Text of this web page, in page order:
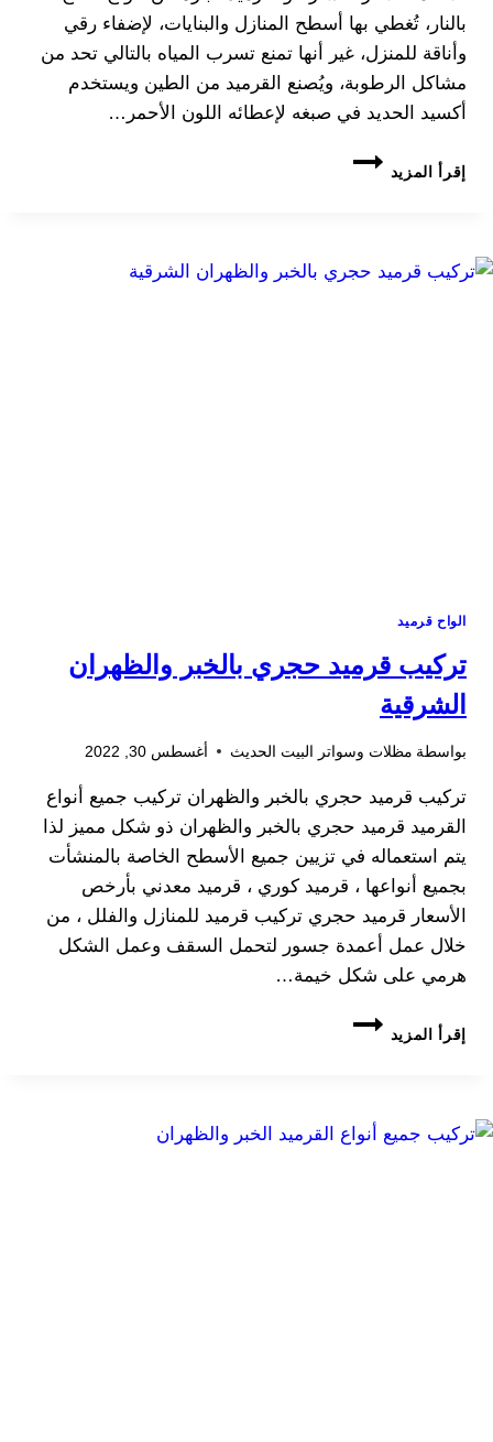
بالنار، تُغطي بها أسطح المنازل والبنايات، لإضفاء رقي
وأناقة للمنزل، غير أنها تمنع تسرب المياه بالتالي تحد من
مشاكل الرطوبة، ويُصنع القرميد من الطين ويستخدم
أكسيد الحديد في صبغه لإعطائه اللون الأحمر…
إقرأ المزيد
تركيب
قرميد
الكوري
الواح قرميد
تركيب قرميد حجري بالخبر والظهران
الشرقية
بواسطة مظلات وسواتر البيت الحديث أغسطس 30, 2022
تركيب قرميد حجري بالخبر والظهران تركيب جميع أنواع
القرميد قرميد حجري بالخبر والظهران ذو شكل مميز لذا
يتم استعماله في تزيين جميع الأسطح الخاصة بالمنشأت
بجميع أنواعها ، قرميد كوري ، قرميد معدني بأرخص
الأسعار قرميد حجري تركيب قرميد للمنازل والفلل ، من
خلال عمل أعمدة جسور لتحمل السقف وعمل الشكل
هرمي على شكل خيمة…
إقرأ المزيد
تركيب
قرميد
الشرقية